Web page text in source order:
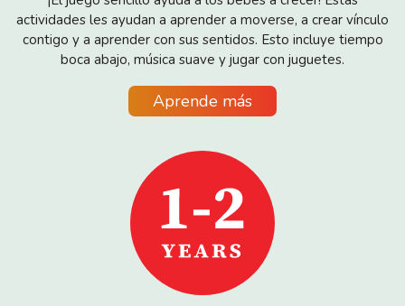
actividades les ayudan a aprender a moverse, a crear vínculo
contigo y a aprender con sus sentidos. Esto incluye tiempo
boca abajo, música suave y jugar con juguetes.
Aprende más